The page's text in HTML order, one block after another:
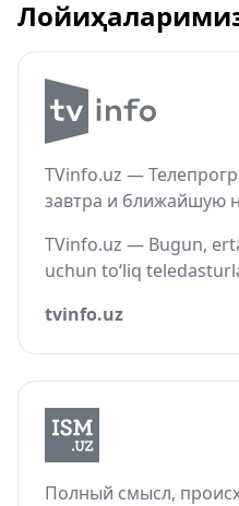
TVinfo.uz —
завтра и ближайшую
TVinfo.uz — Bugun,
uchun to‘liq
tvinfo.uz
Полный смысл,